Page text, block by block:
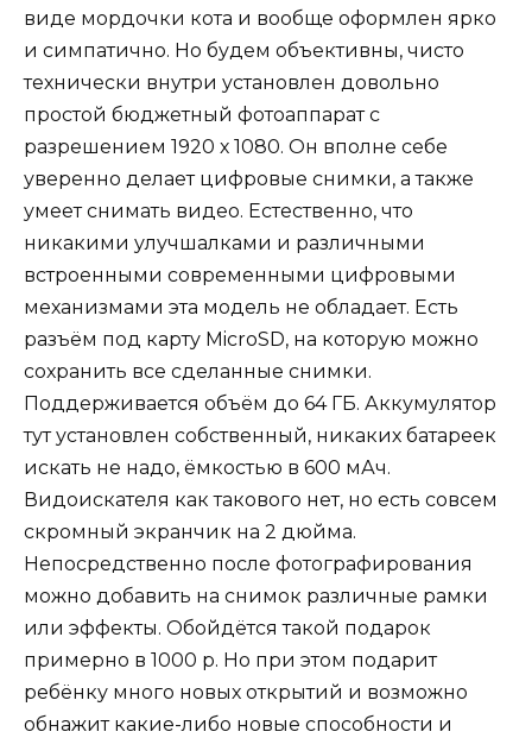
виде мордочки кота и вообще оформлен ярко
и симпатично. Но будем объективны, чисто
технически внутри установлен довольно
простой бюджетный фотоаппарат с
разрешением 1920 х 1080. Он вполне себе
уверенно делает цифровые снимки, а также
умеет снимать видео. Естественно, что
никакими улучшалками и различными
встроенными современными цифровыми
механизмами эта модель не обладает. Есть
разъём под карту MicroSD, на которую можно
сохранить все сделанные снимки.
Поддерживается объём до 64 ГБ. Аккумулятор
тут установлен собственный, никаких батареек
искать не надо, ёмкостью в 600 мАч.
Видоискателя как такового нет, но есть совсем
скромный экранчик на 2 дюйма.
Непосредственно после фотографирования
можно добавить на снимок различные рамки
или эффекты. Обойдётся такой подарок
примерно в 1000 р. Но при этом подарит
ребёнку много новых открытий и возможно
обнажит какие-либо новые способности и